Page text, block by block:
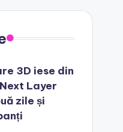
3D iese din
Layer
zile și